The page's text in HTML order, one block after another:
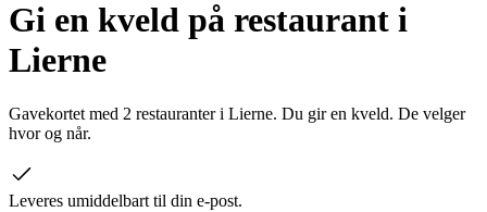
Gi en kveld på restaurant i
Lierne
Gavekortet med 2 restauranter i Lierne. Du gir en kveld. De velger
hvor og når.
Leveres umiddelbart til din e-post.